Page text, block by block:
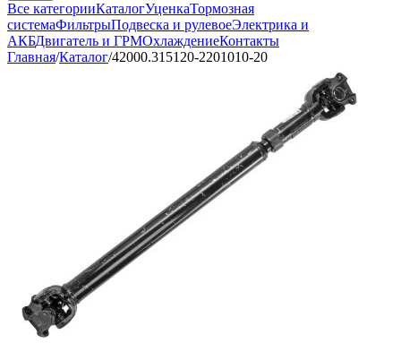
Все категорииКаталогУценкаТормозная
системаФильтрыПодвеска и рулевоеЭлектрика и
АКБДвигатель и ГРМОхлаждениеКонтакты
Главная/Каталог/42000.315120-2201010-20